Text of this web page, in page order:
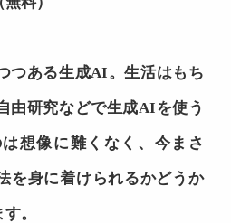
つある生成AI。生活はもち
由研究などで生成AIを使う
想像に難くなく、今まさ
を身に着けられるかどうか
。